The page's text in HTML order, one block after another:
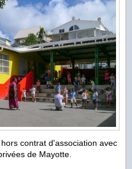
contrat d'association avec
de Mayotte.